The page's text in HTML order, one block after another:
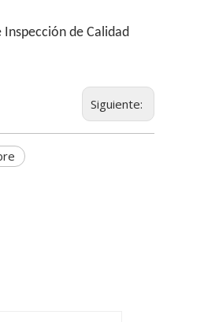
de Calidad
Siguiente: